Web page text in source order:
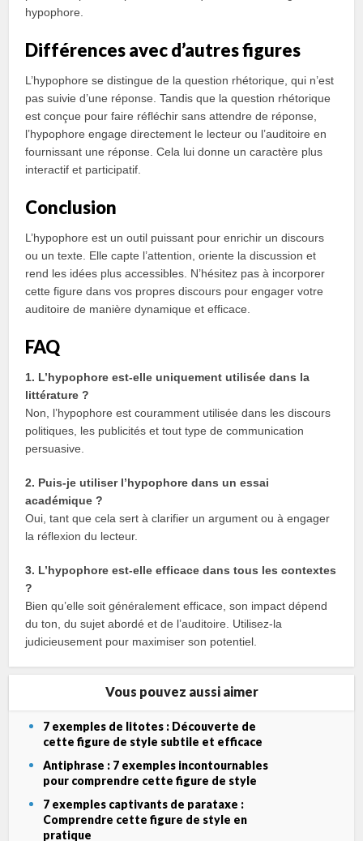
hypophore.
Différences avec d’autres figures
L’hypophore se distingue de la question rhétorique, qui n’est
pas suivie d’une réponse. Tandis que la question rhétorique
est conçue pour faire réfléchir sans attendre de réponse,
l’hypophore engage directement le lecteur ou l’auditoire en
fournissant une réponse. Cela lui donne un caractère plus
interactif et participatif.
Conclusion
L’hypophore est un outil puissant pour enrichir un discours
ou un texte. Elle capte l’attention, oriente la discussion et
rend les idées plus accessibles. N’hésitez pas à incorporer
cette figure dans vos propres discours pour engager votre
auditoire de manière dynamique et efficace.
FAQ
1. L’hypophore est-elle uniquement utilisée dans la
littérature ?
Non, l’hypophore est couramment utilisée dans les discours
politiques, les publicités et tout type de communication
persuasive.
2. Puis-je utiliser l’hypophore dans un essai
académique ?
Oui, tant que cela sert à clarifier un argument ou à engager
la réflexion du lecteur.
3. L’hypophore est-elle efficace dans tous les contextes
?
Bien qu’elle soit généralement efficace, son impact dépend
du ton, du sujet abordé et de l’auditoire. Utilisez-la
judicieusement pour maximiser son potentiel.
Vous pouvez aussi aimer
7 exemples de litotes : Découverte de
cette figure de style subtile et efficace
Antiphrase : 7 exemples incontournables
pour comprendre cette figure de style
7 exemples captivants de parataxe :
Comprendre cette figure de style en
pratique